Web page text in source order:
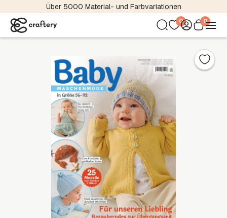
Internationaler Magazinversand
0 0